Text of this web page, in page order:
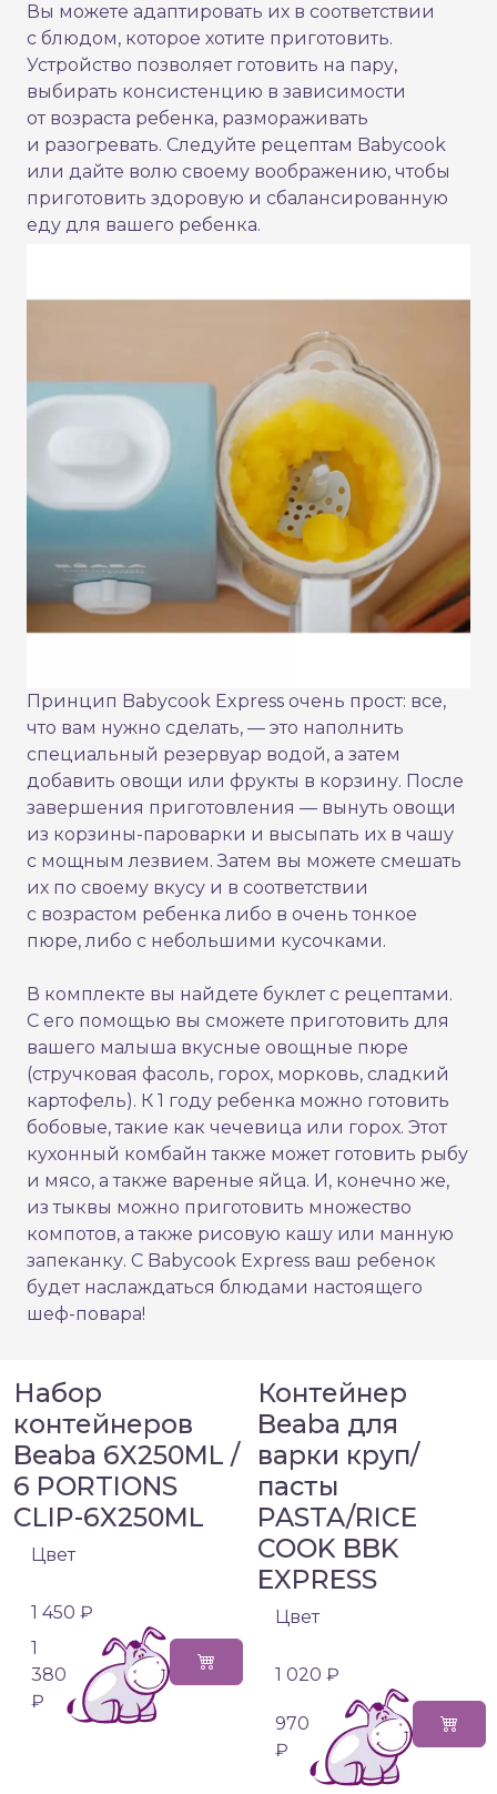
Вы можете адаптировать их в соответствии
с блюдом, которое хотите приготовить.
Устройство позволяет готовить на пару,
выбирать консистенцию в зависимости
от возраста ребенка, размораживать
и разогревать. Следуйте рецептам Babycook
или дайте волю своему воображению, чтобы
приготовить здоровую и сбалансированную
еду для вашего ребенка.
Принцип Babycook Express очень прост: все,
что вам нужно сделать, — это наполнить
специальный резервуар водой, а затем
добавить овощи или фрукты в корзину. После
завершения приготовления — вынуть овощи
из корзины-пароварки и высыпать их в чашу
с мощным лезвием. Затем вы можете смешать
их по своему вкусу и в соответствии
с возрастом ребенка либо в очень тонкое
пюре, либо с небольшими кусочками.
В комплекте вы найдете буклет с рецептами.
С его помощью вы сможете приготовить для
вашего малыша вкусные овощные пюре
(стручковая фасоль, горох, морковь, сладкий
картофель). К 1 году ребенка можно готовить
бобовые, такие как чечевица или горох. Этот
кухонный комбайн также может готовить рыбу
и мясо, а также вареные яйца. И, конечно же,
из тыквы можно приготовить множество
компотов, а также рисовую кашу или манную
запеканку. С Babycook Express ваш ребенок
будет наслаждаться блюдами настоящего
шеф-повара!
Набор
контейнеров
Beaba 6X250ML /
6 PORTIONS
CLIP-6X250ML
Цвет
1 450 ₽
1
380
₽
Контейнер
Beaba для
варки круп/
пасты
PASTA/RICE
COOK BBK
EXPRESS
Цвет
1 020 ₽
970
₽